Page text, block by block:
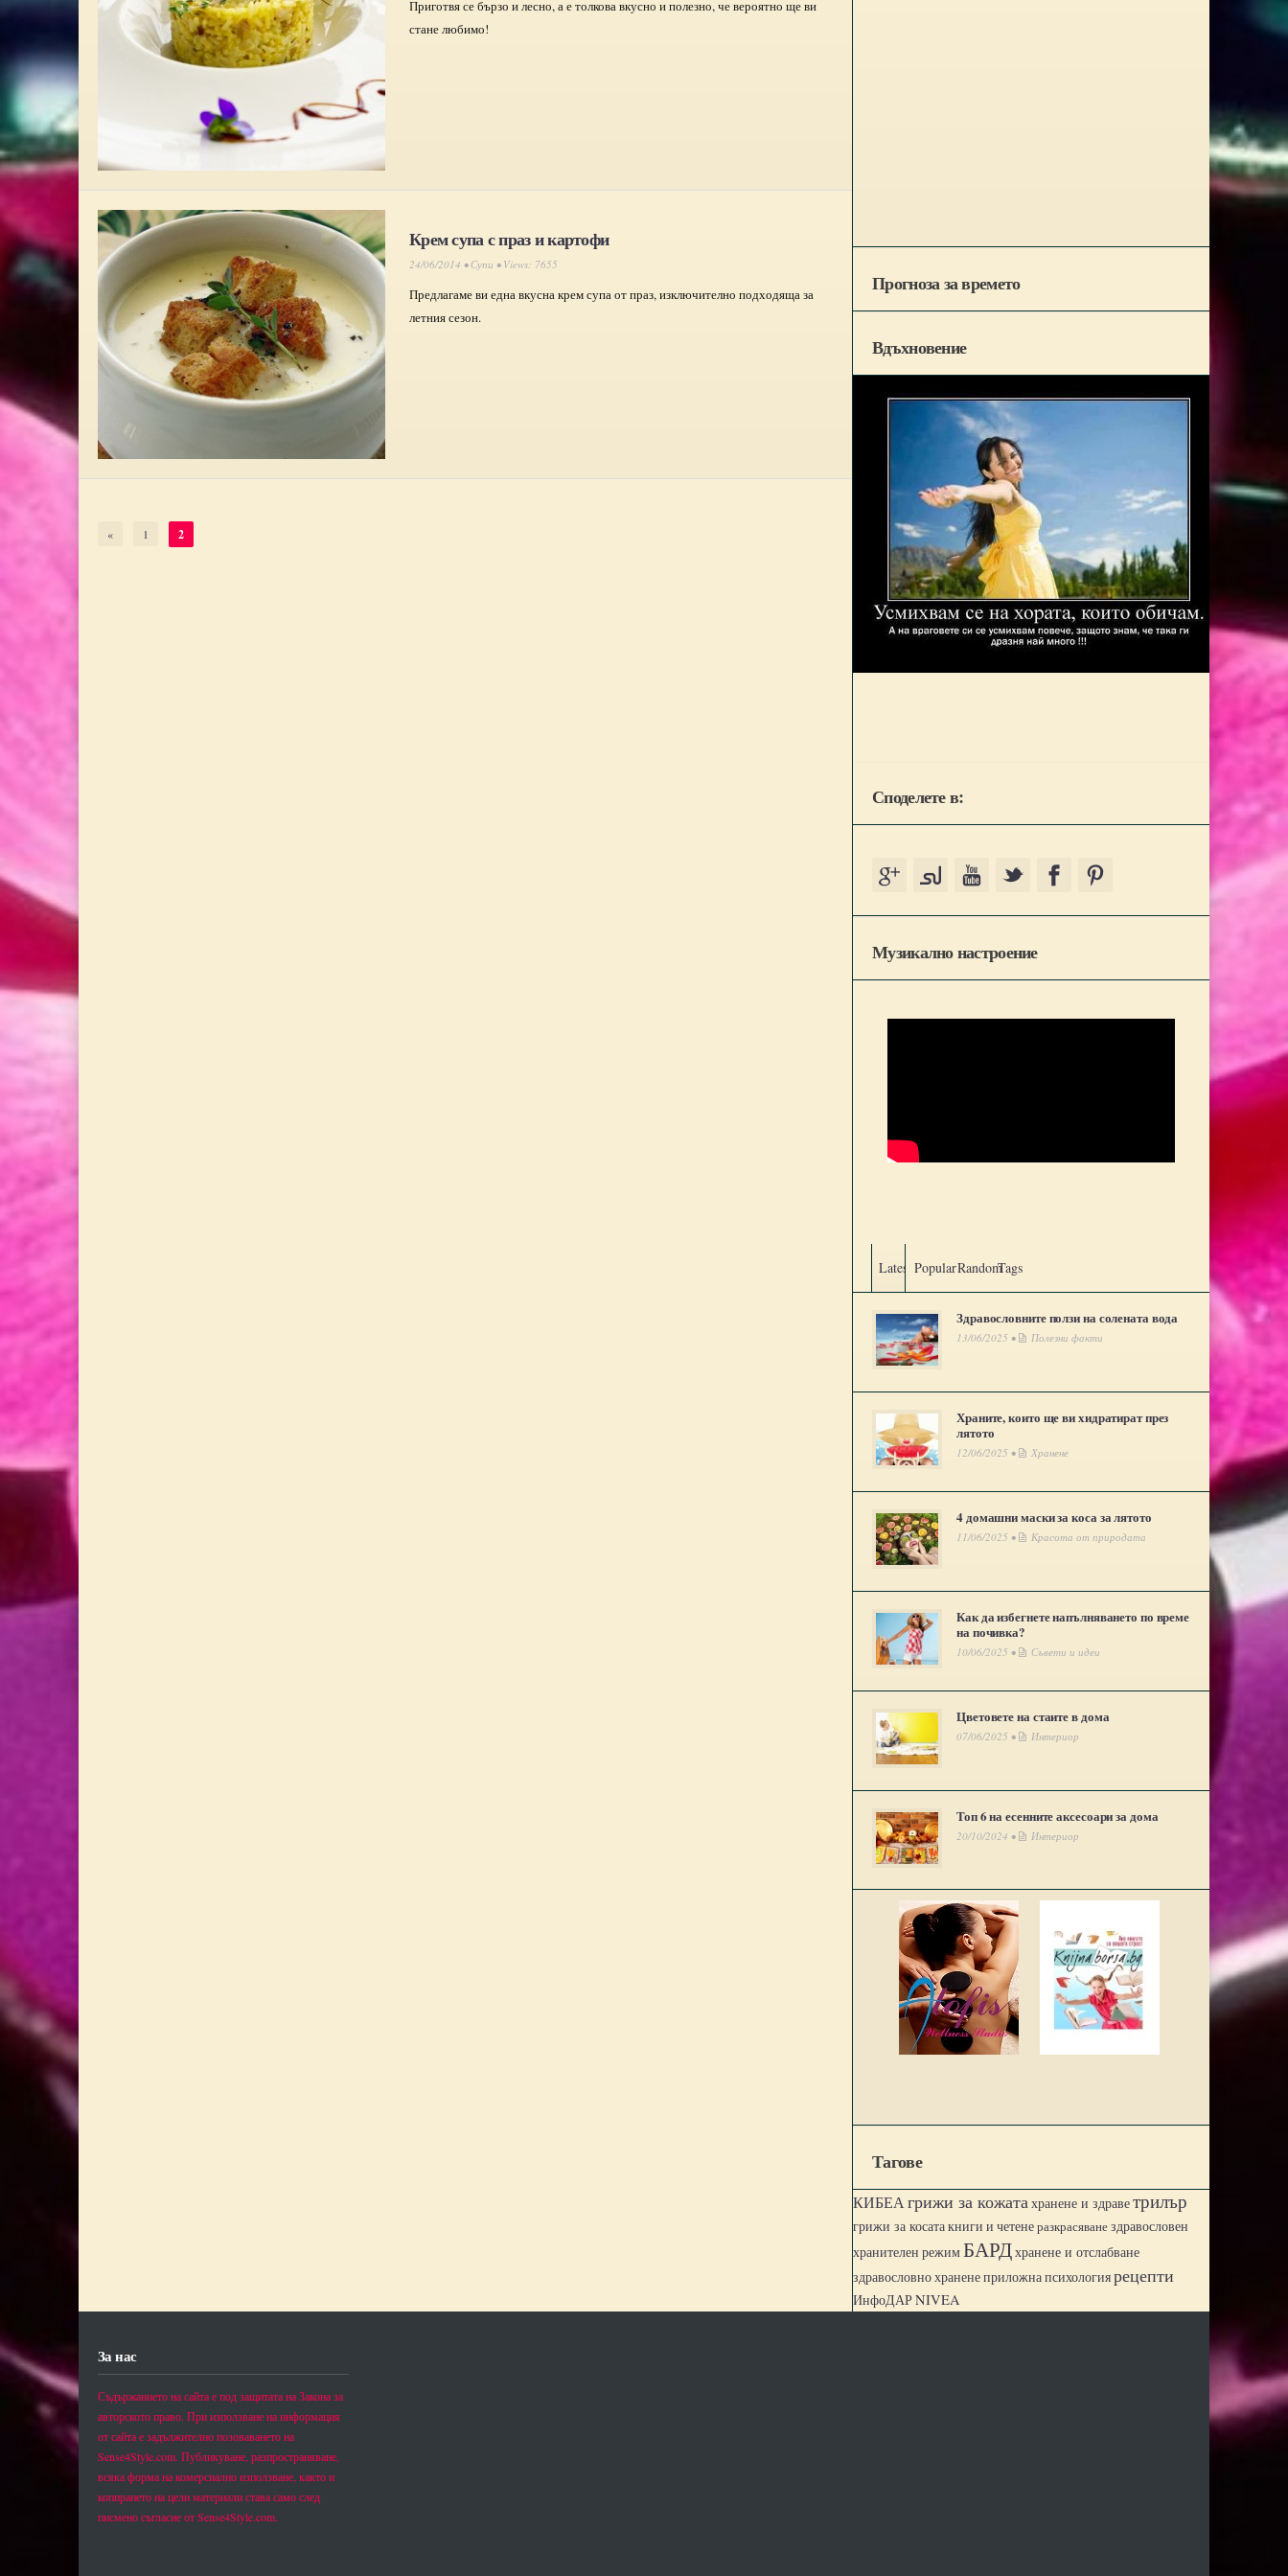
Приготвя се бързо и лесно, а е толкова вкусно и полезно, че вероятно ще ви
стане любимо!
Крем супа с праз и картофи
24/06/2014 •Супи • Views: 7655
Предлагаме ви една вкусна крем супа от праз, изключително подходяща за
летния сезон.
« 1 2
Прогноза за времето
Вдъхновение
Споделете в:
Музикално настроение
Latest PopularRandomTags
Здравословните ползи на солената вода
13/06/2025 • Полезни факти
Храните, които ще ви хидратират през
лятото
12/06/2025 • Хранене
4 домашни маски за коса за лятото
11/06/2025 • Красота от природата
Как да избегнете напълняването по време
на почивка?
10/06/2025 • Съвети и идеи
Цветовете на стаите в дома
07/06/2025 • Интериор
Топ 6 на есенните аксесоари за дома
20/10/2024 • Интериор
Тагове
КИБЕАгрижи за кожатахранене и здраветрилър
грижи за косатакниги и четенеразкрасяванездравословен
хранителен режимБАРДхранене и отслабване
здравословно храненеприложна психологиярецепти
ИнфоДАРNIVEA
За нас
Съдържанието на сайта е под защитата на Закона за
авторското право. При използване на информация
от сайта е задължително позоваването на
Sense4Style.com. Публикуване, разпространяване,
всяка форма на комерсиално използване, както и
копирането на цели материали става само след
писмено съгласие от Sense4Style.com.